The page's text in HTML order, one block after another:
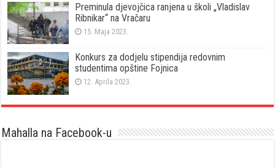
Preminula djevojčica ranjena u školi „Vladislav
Ribnikar“ na Vračaru
15. Maja 2023.
Konkurs za dodjelu stipendija redovnim
studentima opštine Fojnica
12. Aprila 2023.
Mahalla na Facebook-u